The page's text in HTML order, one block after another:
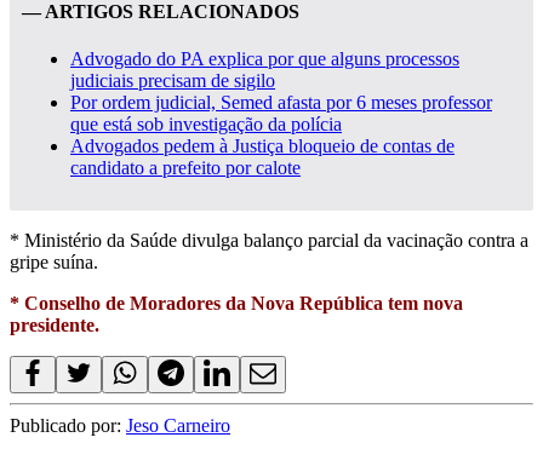
— ARTIGOS RELACIONADOS
Advogado do PA explica por que alguns processos
judiciais precisam de sigilo
Por ordem judicial, Semed afasta por 6 meses professor
que está sob investigação da polícia
Advogados pedem à Justiça bloqueio de contas de
candidato a prefeito por calote
* Ministério da Saúde divulga balanço parcial da vacinação contra a
gripe suína.
* Conselho de Moradores da Nova República tem nova
presidente.
Publicado por: Jeso Carneiro